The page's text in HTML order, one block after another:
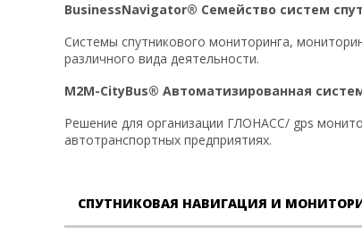
BusinessNavigator® Семейство систем
Системы спутникового мониторинга,
различного вида деятельности.
M2M-CityBus® Автоматизированная
Решение для организации ГЛОНАСС/ gps
автотранспортных предприятиях.
СПУТНИКОВАЯ НАВИГАЦИЯ И